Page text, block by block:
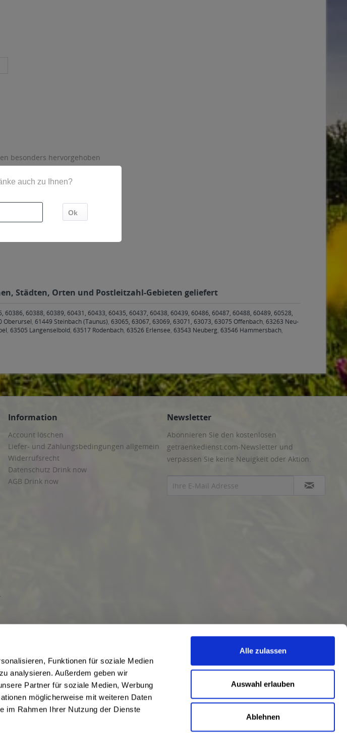
Funktionen für soziale Medien
analysieren. Außerdem geben wir
Partner für soziale Medien, Werbung
möglicherweise mit weiteren Daten
im Rahmen Ihrer Nutzung der Dienste
Alle zulassen
Auswahl erlauben
Ablehnen
besonders hervorgehoben
08161 / 536-199
Städten, Orten und Postleitzahl-Gebieten geliefert
60388, 60389, 60431, 60433, 60435, 60437, 60438, 60439, 60486, 60487, 60488, 60489, 60528,
Oberursel, 61449 Steinbach (Taunus), 63065, 63067, 63069, 63071, 63073, 63075 Offenbach, 63263 Neu-
, 63505 Langenselbold, 63517 Rodenbach, 63526 Erlensee, 63543 Neuberg, 63546 Hammersbach,
Information
Account löschen
Liefer- und Zahlungsbedingungen allgemein
Widerrufsrecht
Datenschutz Drink now
AGB Drink now
Newsletter
Abonnieren Sie den kostenlosen
getraenkedienst.com-Newsletter und
verpassen Sie keine Neuigkeit oder Aktion.